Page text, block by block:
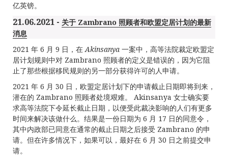
亿英镑。
21.06.2021 - 关于 Zambrano 照顾者和欧盟定居计划的最新
消息
2021 年 6 月 9 日，在Akinsanya 一案中，高等法院裁定欧盟定
居计划规则中对 Zambrano 照顾者的定义是错误的，因为它阻
止了那些根据移民规则的另一部分获得许可的人申请。
2021 年 6 月 30 日，欧盟定居计划下的申请截止日期即将到来，
潜在的 Zambrano 照顾者处境艰难。 Akinsanya 女士确实要
求高等法院下令延长截止日期，以便受此裁决影响的人们有更多
时间来解决该做什么。结果是一份日期为 6 月 17 日的同意令，
其中内政部已同意在通常的截止日期之后接受 Zambrano 的申
请。但在许多情况下，如果可以，最好在 6 月 30 日之前提交申
请。